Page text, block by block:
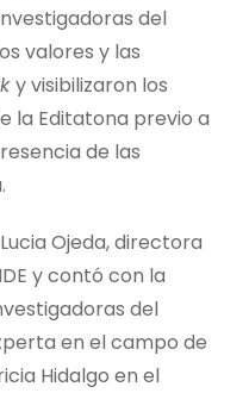
del
valores y las
y visibilizaron los
la Editatona previo a
de las
Ojeda, directora
y contó con la
del
en el campo de
Hidalgo en el